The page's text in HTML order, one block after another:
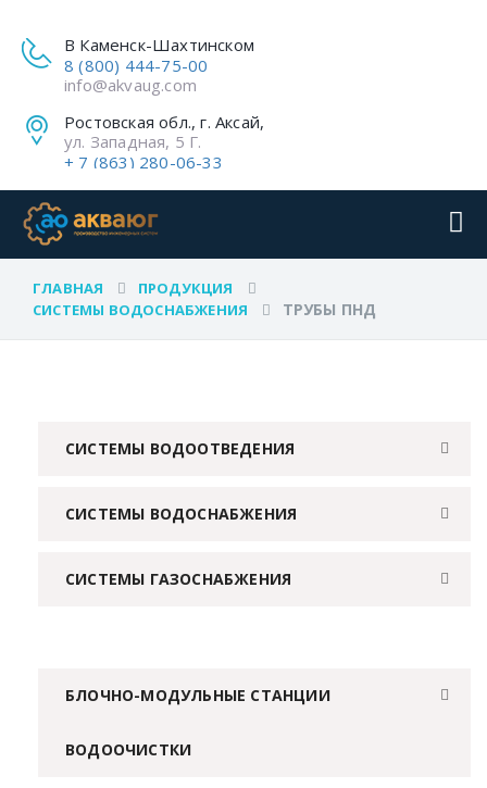
В Каменск-Шахтинском
8 (800) 444-75-00
info@akvaug.com
Ростовская обл., г. Аксай,
ул. Западная, 5 Г.
+ 7 (863) 280-06-33
ГЛАВНАЯ
ПРОДУКЦИЯ
СИСТЕМЫ ВОДОСНАБЖЕНИЯ
ТРУБЫ ПНД
СИСТЕМЫ ВОДООТВЕДЕНИЯ
СИСТЕМЫ ВОДОСНАБЖЕНИЯ
СИСТЕМЫ ГАЗОСНАБЖЕНИЯ
БЛОЧНО-МОДУЛЬНЫЕ СТАНЦИИ
ВОДООЧИСТКИ